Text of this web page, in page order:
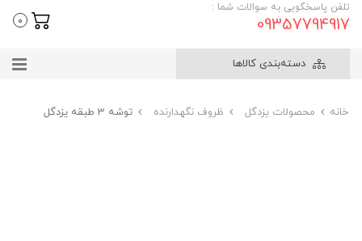
تلفن پاسخگویی به سوالات شما :
09357794917
0
دسته‌بندی کالاها
خانه محصولات یزدگل ظروف نگهدارنده توشه 3 طبقه یزدگل